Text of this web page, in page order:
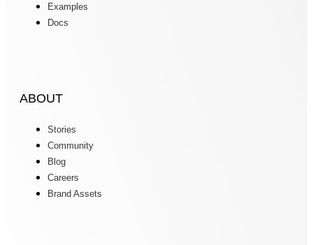
Examples
Docs
ABOUT
Stories
Community
Blog
Careers
Brand Assets